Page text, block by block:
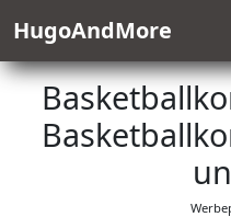
HugoAndMore